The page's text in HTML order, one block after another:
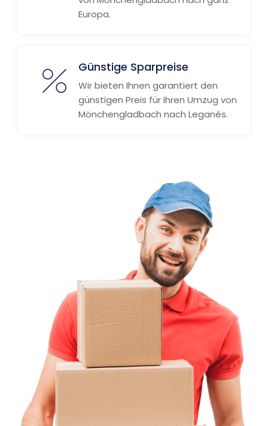
Europa.
Günstige Sparpreise
Wir bieten Ihnen garantiert den
günstigen Preis für Ihren Umzug von
Mönchengladbach nach Leganés.